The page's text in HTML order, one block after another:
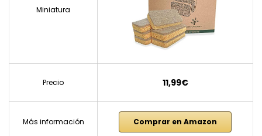
Miniatura
Precio 11,99€
Más información Comprar en Amazon